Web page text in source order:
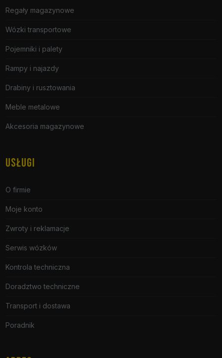
Regały magazynowe
Wózki transportowe
Pojemniki i palety
Rampy i najazdy
Drabiny i rusztowania
Meble metalowe
Akcesoria magazynowe
USŁUGI
O firmie
Moje konto
Zwroty i reklamacje
Serwis wózków
Kontrola techniczna
Doradztwo techniczne
Transport i dostawa
Poradnik